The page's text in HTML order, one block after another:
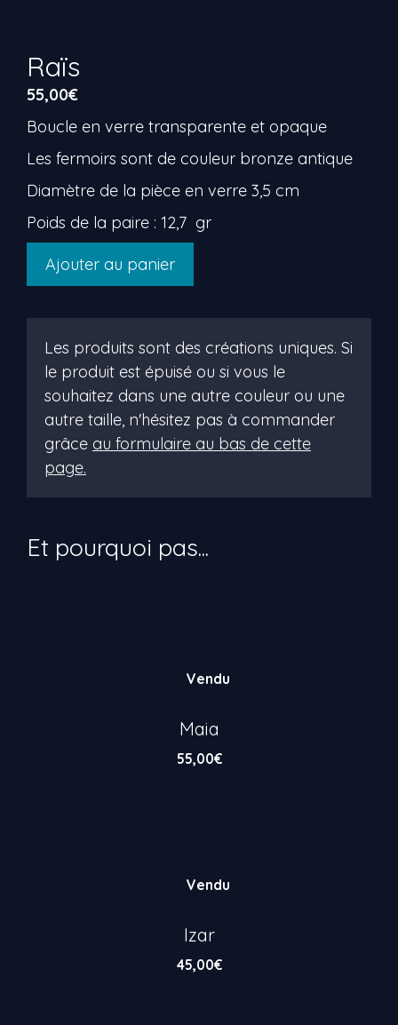
Raïs
55,00€
Boucle en verre transparente et opaque
Les fermoirs sont de couleur bronze antique
Diamètre de la pièce en verre 3,5 cm
Poids de la paire : 12,7 gr
quantité
Ajouter au panier
Les produits sont des créations uniques. Si
le produit est épuisé ou si vous le
souhaitez dans une autre couleur ou une
autre taille, n'hésitez pas à commander
grâce au formulaire au bas de cette
page.
Vendu
Maia
55,00€
Vendu
Izar
45,00€